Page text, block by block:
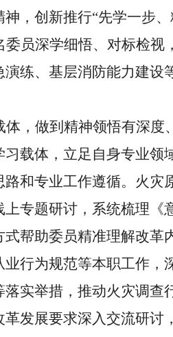
，创新推行“先学一步
委员深学细悟、对标检
练、基层消防能力建设
体，做到精神领悟有深
载体，立足自身专业领
路和专业工作遵循。火
专题研讨，系统梳理《
式帮助委员精准理解改
业行为规范等本职工作，
实举措，推动火灾调查
革发展要求深入交流研讨